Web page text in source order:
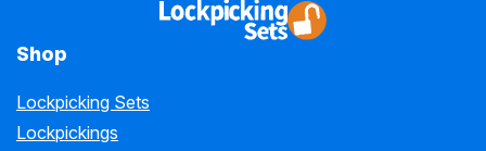
Shop
Lockpicking Sets
Lockpickings